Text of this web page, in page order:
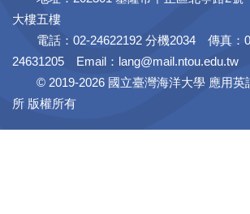
大樓五樓
電話：02-24622192 分機2034 傳真：
24631205 Email： lang@mail.ntou.edu.tw
© 2019-2026 國立臺灣海洋大學 應用英
所 版權所有